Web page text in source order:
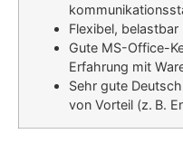
Flexibel,
Gute MS-Office-
Erfahrung mit
Sehr gute
von Vorteil (z. B.